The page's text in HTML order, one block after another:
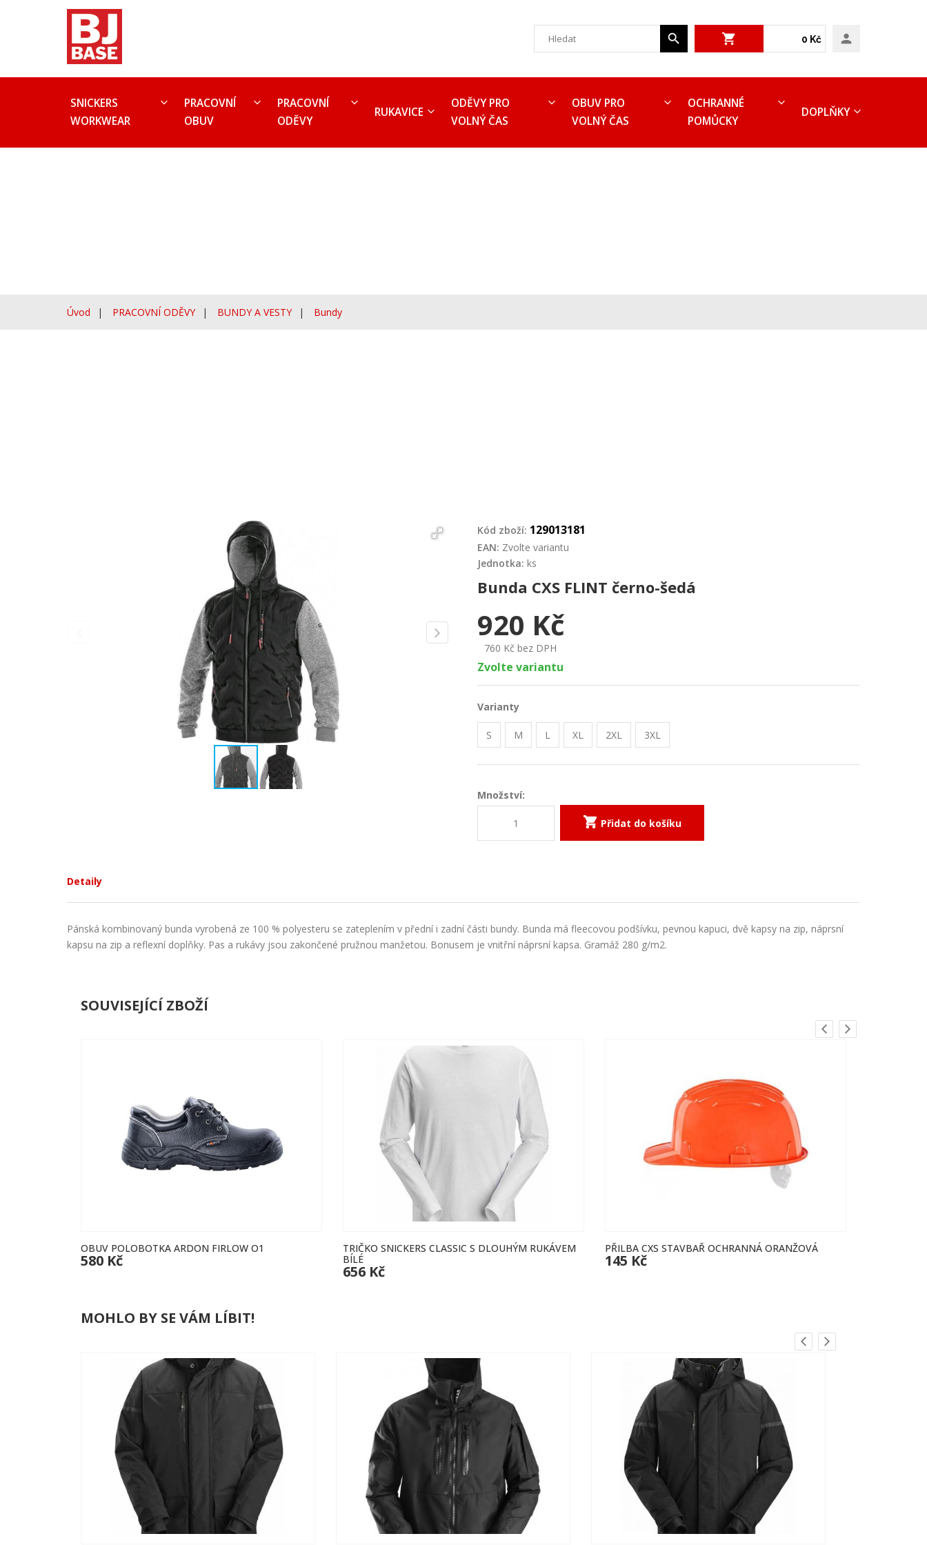
0 Kč
SNICKERS
WORKWEAR
PRACOVNÍ
OBUV
PRACOVNÍ
ODĚVY
RUKAVICE
ODĚVY PRO
VOLNÝ ČAS
OBUV PRO
VOLNÝ ČAS
OCHRANNÉ
POMŮCKY
DOPLŇKY
Úvod PRACOVNÍ ODĚVY BUNDY A VESTY Bundy
Kód zboží: 129013181
EAN: Zvolte variantu
Jednotka: ks
Bunda CXS FLINT černo-šedá
920 Kč
760 Kč bez DPH
Zvolte variantu
Varianty
S M L XL 2XL 3XL
Množství:
Přidat do košíku
Detaily
Pánská kombinovaný bunda vyrobená ze 100 % polyesteru se zateplením v přední i zadní části bundy. Bunda má fleecovou podšívku, pevnou kapuci, dvě kapsy na zip, náprsní
kapsu na zip a reflexní doplňky. Pas a rukávy jsou zakončené pružnou manžetou. Bonusem je vnitřní náprsní kapsa. Gramáž 280 g/m2.
SOUVISEJÍCÍ ZBOŽÍ
OBUV POLOBOTKA ARDON FIRLOW O1
580 Kč
TRIČKO SNICKERS CLASSIC S DLOUHÝM RUKÁVEM
BÍLÉ
656 Kč
PŘILBA CXS STAVBAŘ OCHRANNÁ ORANŽOVÁ
145 Kč
MOHLO BY SE VÁM LÍBIT!